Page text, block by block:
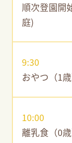
順次登園開
庭)
9:30
おやつ（1歳
10:00
離乳食（0歳